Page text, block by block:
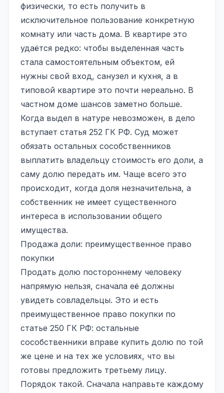
физически, то есть получить в
исключительное пользование конкретную
комнату или часть дома. В квартире это
удаётся редко: чтобы выделенная часть
стала самостоятельным объектом, ей
нужны свой вход, санузел и кухня, а в
типовой квартире это почти нереально. В
частном доме шансов заметно больше.
Когда выдел в натуре невозможен, в дело
вступает статья 252 ГК РФ. Суд может
обязать остальных сособственников
выплатить владельцу стоимость его доли, а
саму долю передать им. Чаще всего это
происходит, когда доля незначительна, а
собственник не имеет существенного
интереса в использовании общего
имущества.
Продажа доли: преимущественное право
покупки
Продать долю постороннему человеку
напрямую нельзя, сначала её должны
увидеть совладельцы. Это и есть
преимущественное право покупки по
статье 250 ГК РФ: остальные
сособственники вправе купить долю по той
же цене и на тех же условиях, что вы
готовы предложить третьему лицу.
Порядок такой. Сначала направьте каждому